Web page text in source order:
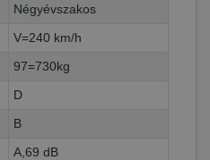
Négyévszakos
V=240 km/h
97=730kg
D
B
A,69 dB